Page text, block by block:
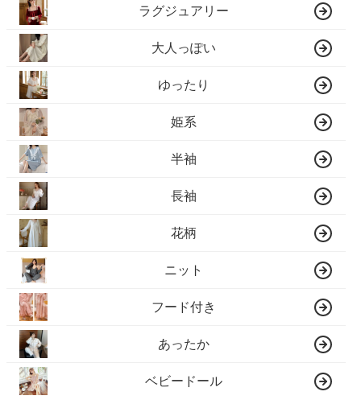
ラグジュアリー
大人っぽい
ゆったり
姫系
半袖
長袖
花柄
ニット
フード付き
あったか
ベビードール